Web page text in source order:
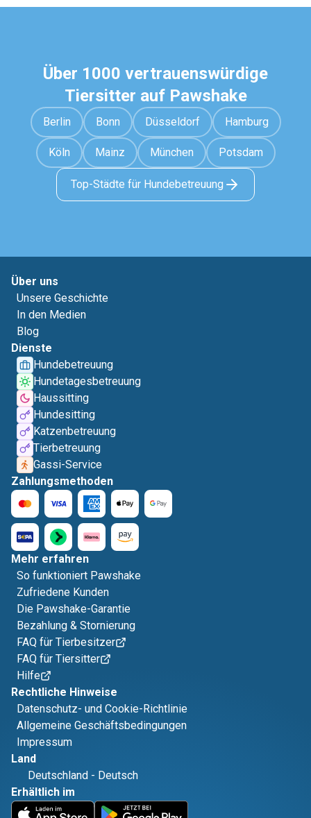
Über 1000 vertrauenswürdige
Tiersitter auf Pawshake
Berlin Bonn Düsseldorf Hamburg
Köln Mainz München Potsdam
Top-Städte für Hundebetreuung
Über uns
Unsere Geschichte
In den Medien
Blog
Dienste
Hundebetreuung
Hundetagesbetreuung
Haussitting
Hundesitting
Katzenbetreuung
Tierbetreuung
Gassi-Service
Zahlungsmethoden
Mehr erfahren
So funktioniert Pawshake
Zufriedene Kunden
Die Pawshake-Garantie
Bezahlung & Stornierung
FAQ für Tierbesitzer
FAQ für Tiersitter
Hilfe
Rechtliche Hinweise
Datenschutz- und Cookie-Richtlinie
Allgemeine Geschäftsbedingungen
Impressum
Land
Deutschland - Deutsch
Erhältlich im